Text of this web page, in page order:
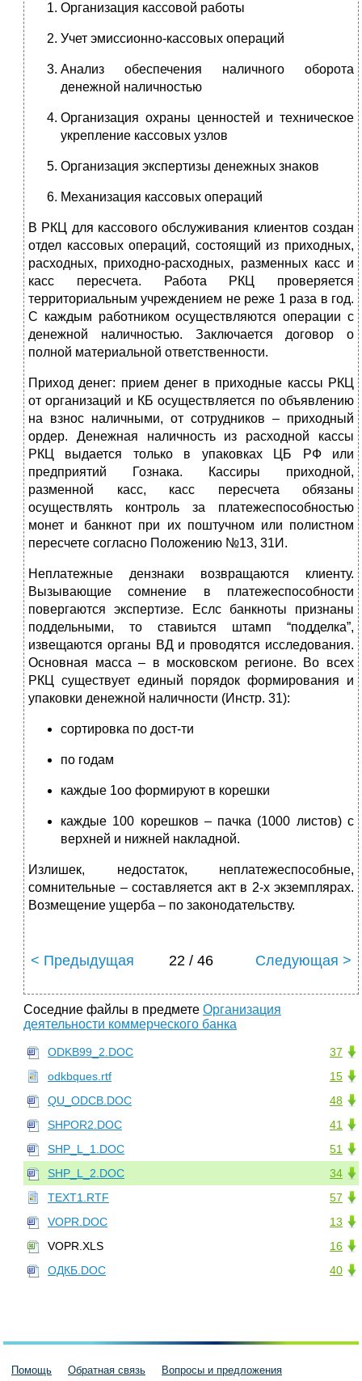
Организация кассовой работы
Учет эмиссионно-кассовых операций
Анализ обеспечения наличного оборота
денежной наличностью
Организация охраны ценностей и техническое
укрепление кассовых узлов
Организация экспертизы денежных знаков
Механизация кассовых операций
В РКЦ для кассового обслуживания клиентов создан
отдел кассовых операций, состоящий из приходных,
расходных, приходно-расходных, разменных касс и
касс пересчета. Работа РКЦ проверяется
территориальным учреждением не реже 1 раза в год.
С каждым работником осуществляются операции с
денежной наличностью. Заключается договор о
полной материальной ответственности.
Приход денег: прием денег в приходные кассы РКЦ
от организаций и КБ осуществляется по объявлению
на взнос наличными, от сотрудников – приходный
ордер. Денежная наличность из расходной кассы
РКЦ выдается только в упаковках ЦБ РФ или
предприятий Гознака. Кассиры приходной,
разменной касс, касс пересчета обязаны
осуществлять контроль за платежеспособностью
монет и банкнот при их поштучном или полистном
пересчете согласно Положению №13, 31И.
Неплатежные дензнаки возвращаются клиенту.
Вызывающие сомнение в платежеспособности
повергаются экспертизе. Еслс банкноты признаны
поддельными, то ставиьтся штамп “подделка”,
извещаются органы ВД и проводятся исследования.
Основная масса – в московском регионе. Во всех
РКЦ существует единый порядок формирования и
упаковки денежной наличности (Инстр. 31):
сортировка по дост-ти
по годам
каждые 1оо формируют в корешки
каждые 100 корешков – пачка (1000 листов) с
верхней и нижней накладной.
Излишек, недостаток, неплатежеспособные,
сомнительные – составляется акт в 2-х экземплярах.
Возмещение ущерба – по законодательству.
< Предыдущая 22 / 46 Следующая >
Соседние файлы в предмете Организация
деятельности коммерческого банка
37
ODKB99_2.DOC
15
odkbques.rtf
48
QU_ODCB.DOC
41
SHPOR2.DOC
51
SHP_L_1.DOC
34
SHP_L_2.DOC
57
TEXT1.RTF
13
VOPR.DOC
16
VOPR.XLS
40
ОДКБ.DOC
Помощь Обратная связь Вопросы и предложения